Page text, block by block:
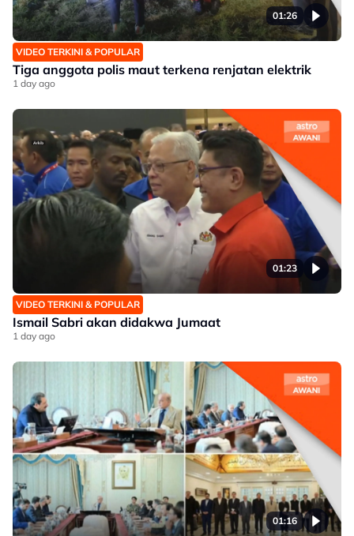
01:26
VIDEO TERKINI & POPULAR
Tiga anggota polis maut terkena renjatan elektrik
1 day ago
01:23
VIDEO TERKINI & POPULAR
Ismail Sabri akan didakwa Jumaat
1 day ago
01:16